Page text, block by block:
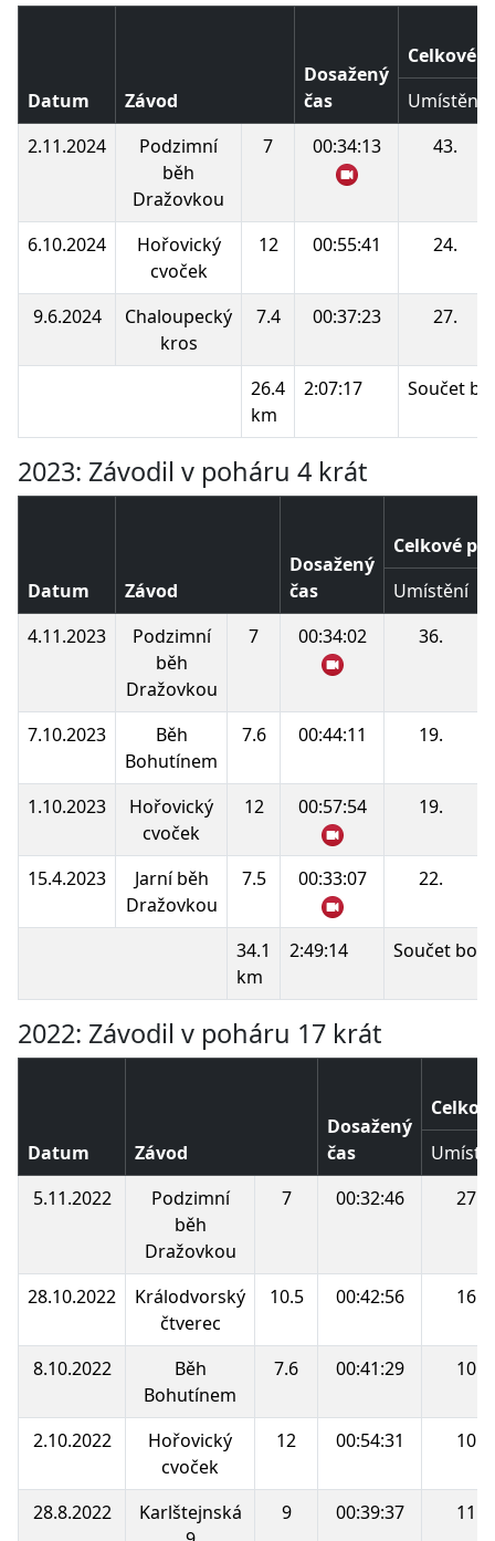
Datum Závod
Dosažený
čas
Celkové
Umístění
2.11.2024
Podzimní
běh
Dražovkou
7 00:34:13 43.
6.10.2024
Hořovický
cvoček
12 00:55:41 24.
9.6.2024
Chaloupecký
kros
7.4 00:37:23 27.
26.4
km
2:07:17 Součet
2023: Závodil v poháru 4 krát
Datum Závod
Dosažený
čas
Celkové
Umístění
4.11.2023
Podzimní
běh
Dražovkou
7 00:34:02 36.
7.10.2023
Běh
Bohutínem
7.6 00:44:11 19.
1.10.2023
Hořovický
cvoček
12 00:57:54 19.
15.4.2023
Jarní běh
Dražovkou
7.5 00:33:07 22.
34.1
km
2:49:14 Součet
2022: Závodil v poháru 17 krát
Datum Závod
Dosažený
čas
5.11.2022
Podzimní
běh
Dražovkou
7 00:32:46 27.
28.10.2022
Králodvorský
čtverec
10.5 00:42:56 16.
8.10.2022
Běh
Bohutínem
7.6 00:41:29 10.
2.10.2022
Hořovický
cvoček
12 00:54:31 10.
28.8.2022
Karlštejnská
9 00:39:37 11.